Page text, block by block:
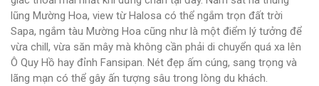
lũng Mường Hoa, view từ Halosa có thể ngắm trọn đất trời
Sapa, ngắm tàu Mường Hoa cũng như là một điểm lý tưởng để
vừa chill, vừa săn mây mà không cần phải di chuyển quá xa lên
Ô Quy Hồ hay đỉnh Fansipan. Nét đẹp ấm cúng, sang trọng và
lãng mạn có thể gây ấn tượng sâu trong lòng du khách.